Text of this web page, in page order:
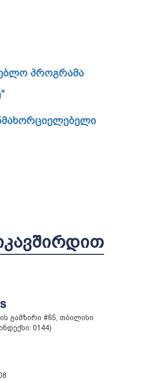
პროგრამა
გამზირი #65, თბილისი
0144)